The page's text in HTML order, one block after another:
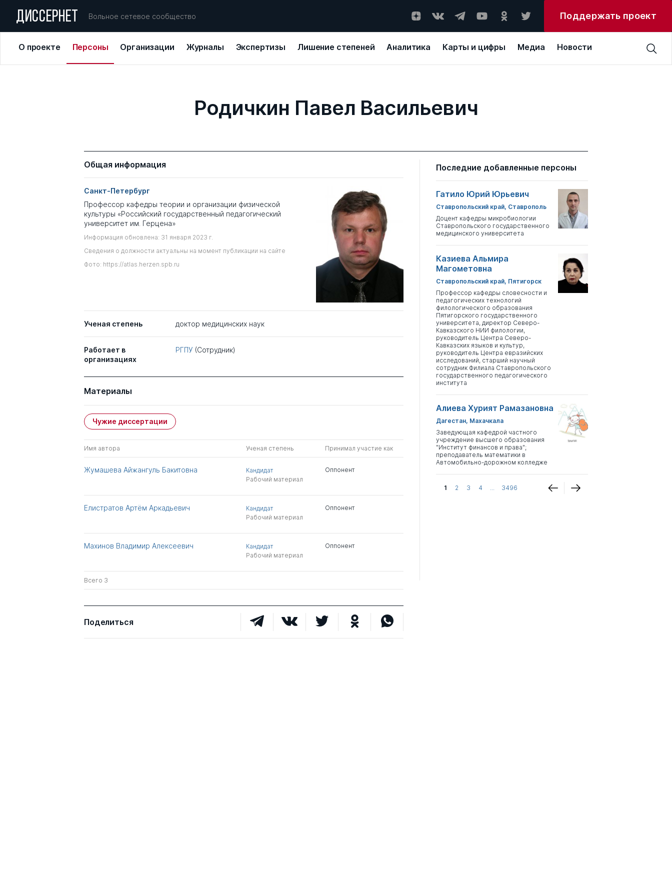
ДИССЕРНЕТ Вольное сетевое сообщество Поддержать проект
О проекте Персоны Организации Журналы Экспертизы Лишение степеней Аналитика Карты и цифры Медиа Новости
Родичкин Павел Васильевич
Общая информация
Санкт-Петербург
Профессор кафедры теории и организации физической
культуры «Российский государственный педагогический
университет им. Герцена»
Информация обновлена: 31 января 2023 г.
Сведения о должности актуальны на момент публикации на сайте
Фото: https://atlas.herzen.spb.ru
Ученая степень доктор медицинских наук
Работает в
организациях
РГПУ (Сотрудник)
Материалы
Чужие диссертации
Имя автора Ученая степень Принимал участие как
Жумашева Айжангуль Бакитовна
Кандидат
Рабочий материал
Оппонент
Елистратов Артём Аркадьевич
Кандидат
Рабочий материал
Оппонент
Махинов Владимир Алексеевич
Кандидат
Рабочий материал
Оппонент
Всего 3
Поделиться
Последние добавленные персоны
Гатило Юрий Юрьевич
Ставропольский край, Ставрополь
Доцент кафедры микробиологии
Ставропольского государственного
медицинского университета
Казиева Альмира
Магометовна
Ставропольский край, Пятигорск
Профессор кафедры словесности и
педагогических технологий
филологического образования
Пятигорского государственного
университета, директор Северо-
Кавказского НИИ филологии,
руководитель Центра Северо-
Кавказских языков и культур,
руководитель Центра евразийских
исследований, старший научный
сотрудник Филиала Ставропольского
государственного педагогического
института
Алиева Хурият Рамазановна
Дагестан, Махачкала
Заведующая кафедрой частного
учреждение высшего образования
"Институт финансов и права";
преподаватель математики в
Автомобильно-дорожном колледже
1 2 3 4 ... 3496